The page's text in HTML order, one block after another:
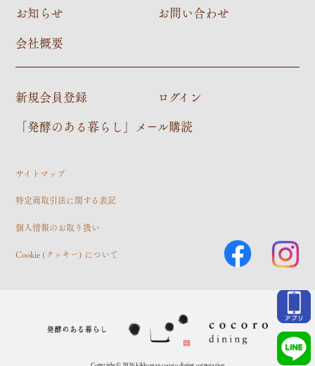
お知らせ
会社概要
お問い合わせ
新規会員登録
ログイン
「発酵のある暮らし」メール購読
サイトマップ
特定商取引法に関する表記
個人情報のお取り扱い
Cookie (クッキー) について